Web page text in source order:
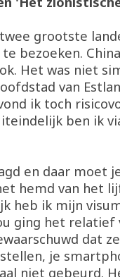
grootste
bezoeken.
Het was niet
van
ik toch
ben ik
en daar moet
hemd van het
heb ik mijn
ging het relatief
dat
je
niet gebeurd.